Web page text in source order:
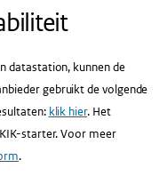
datastation, kunnen de
gebruikt de volgende
klik hier. Het
starter. Voor meer
.